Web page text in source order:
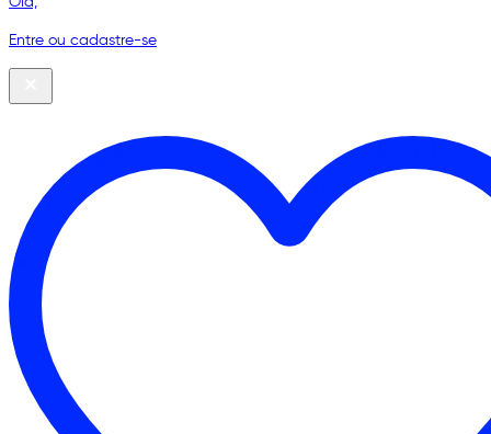
Entre ou cadastre-se